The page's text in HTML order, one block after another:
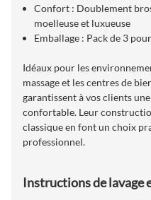
Confort : Doublement
moelleuse et luxueuse
Emballage : Pack de 3
Idéaux pour les
massage et les centres de
garantissent à vos clients
confortable. Leur
classique en font un choix
professionnel.
Instructions de lavage